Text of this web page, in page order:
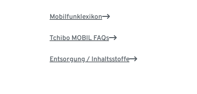
Mobilfunklexikon
Tchibo MOBIL FAQs
Entsorgung / Inhaltsstoffe